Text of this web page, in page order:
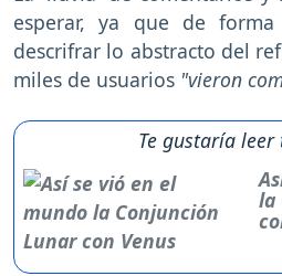
esperar, ya que de
descrifrar lo abstracto del
miles de usuarios "vieron
Te gustaría leer
la